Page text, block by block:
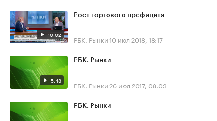
10:02
Рост торгового профицита
РБК. Рынки 10 июл 2018, 18:17
5:48
РБК. Рынки
РБК. Рынки 26 июл 2017, 08:03
РБК. Рынки